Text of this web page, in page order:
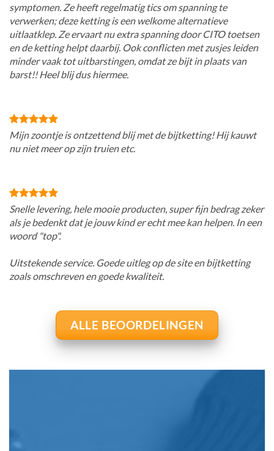
symptomen. Ze heeft regelmatig tics om spanning te
verwerken; deze ketting is een welkome alternatieve
uitlaatklep. Ze ervaart nu extra spanning door CITO toetsen
en de ketting helpt daarbij. Ook conflicten met zusjes leiden
minder vaak tot uitbarstingen, omdat ze bijt in plaats van
barst!! Heel blij dus hiermee.
Mijn zoontje is ontzettend blij met de bijtketting! Hij kauwt
nu niet meer op zijn truien etc.
Snelle levering, hele mooie producten, super fijn bedrag zeker
als je bedenkt dat je jouw kind er echt mee kan helpen. In een
woord "top".
Uitstekende service. Goede uitleg op de site en bijtketting
zoals omschreven en goede kwaliteit.
ALLE BEOORDELINGEN